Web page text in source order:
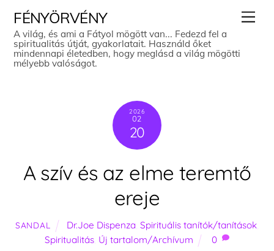
content
FÉNYÖRVÉNY
A világ, és ami a Fátyol mögött van... Fedezd fel a
spiritualitás útját, gyakorlatait. Használd őket
mindennapi életedben, hogy meglásd a világ mögötti
mélyebb valóságot.
2026
02
20
A szív és az elme teremtő
ereje
SANDAL Dr.Joe Dispenza Spirituális tanítók/tanítások,
Spiritualitás, Új tartalom/Archívum 0